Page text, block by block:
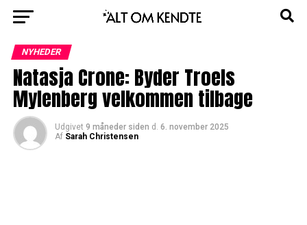
NYHEDER
Natasja Crone: Byder Troels
Mylenberg velkommen tilbage
Udgivet 9 måneder siden d. 6. november 2025
Af Sarah Christensen